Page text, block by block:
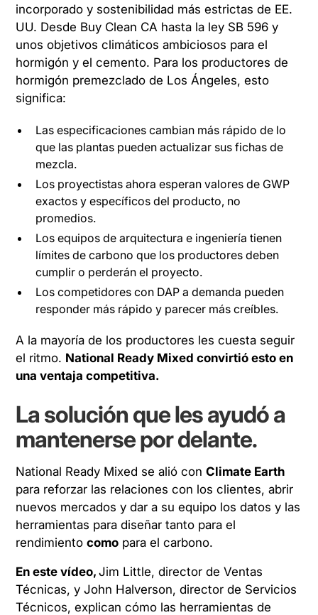
incorporado y sostenibilidad más estrictas de EE.
UU. Desde Buy Clean CA hasta la ley SB 596 y
unos objetivos climáticos ambiciosos para el
hormigón y el cemento. Para los productores de
hormigón premezclado de Los Ángeles, esto
significa:
Las especificaciones cambian más rápido de lo
que las plantas pueden actualizar sus fichas de
mezcla.
Los proyectistas ahora esperan valores de GWP
exactos y específicos del producto, no
promedios.
Los equipos de arquitectura e ingeniería tienen
límites de carbono que los productores deben
cumplir o perderán el proyecto.
Los competidores con DAP a demanda pueden
responder más rápido y parecer más creíbles.
A la mayoría de los productores les cuesta seguir
el ritmo. National Ready Mixed convirtió esto en
una ventaja competitiva.
La solución que les ayudó a
mantenerse por delante.
National Ready Mixed se alió conClimate Earth
para reforzar las relaciones con los clientes, abrir
nuevos mercados y dar a su equipo los datos y las
herramientas para diseñar tanto para el
rendimientocomo para el carbono.
En este vídeo,Jim Little, director de Ventas
Técnicas, y John Halverson, director de Servicios
Técnicos, explican cómo las herramientas de